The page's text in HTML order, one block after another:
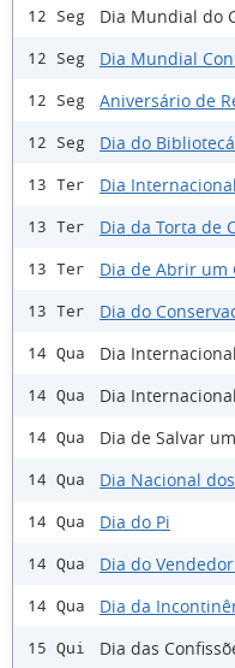
12 Seg Dia Mundial do
12 Seg Dia Mundial
12 Seg Aniversário de
12 Seg Dia do
13 Ter Dia
13 Ter Dia da Torta de
13 Ter Dia de Abrir um
13 Ter Dia do
14 Qua Dia
14 Qua Dia
14 Qua Dia de Salvar
14 Qua Dia Nacional
14 Qua Dia do Pi
14 Qua Dia do
14 Qua Dia da
15 Qui Dia das